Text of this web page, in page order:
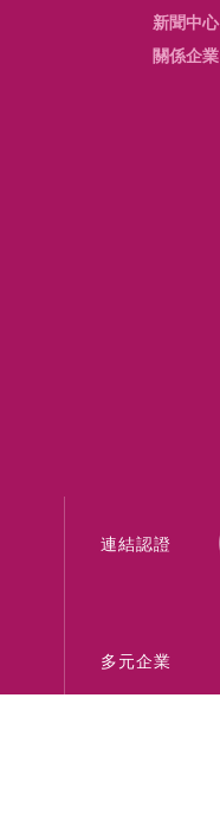
新聞中心
關係企業
連結認證
多元企業